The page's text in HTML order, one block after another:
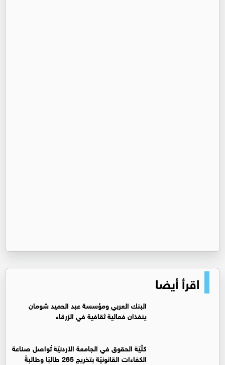
اقرأ أيضا
البنك العربي ومؤسسة عبد الحميد شومان
ينفذان فعالية ثقافية في الزرقاء
كلّيّة الحقوق في الجامعة الأردنيّة تُواصل صناعة
الكفاءات القانونيّة بتخريج 265 طالبًا وطالبةً